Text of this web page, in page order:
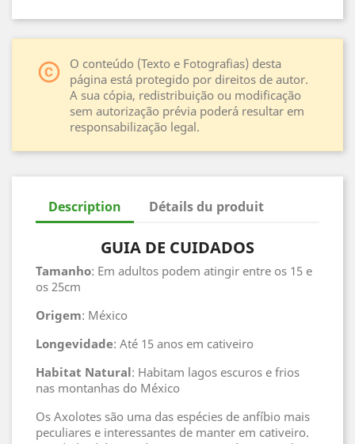
copyright
O conteúdo (Texto e Fotografias) desta
página está protegido por direitos de autor.
A sua cópia, redistribuição ou modificação
sem autorização prévia poderá resultar em
responsabilização legal.
Description Détails du produit
GUIA DE CUIDADOS
Tamanho: Em adultos podem atingir entre os 15 e
os 25cm
Origem: México
Longevidade: Até 15 anos em cativeiro
Habitat Natural: Habitam lagos escuros e frios
nas montanhas do México
Os Axolotes são uma das espécies de anfíbio mais
peculiares e interessantes de manter em cativeiro.